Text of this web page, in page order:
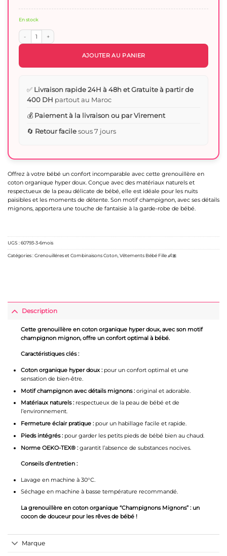
Offrez à votre bébé un confort incomparable avec cette grenouillère en
coton organique hyper doux. Conçue avec des matériaux naturels et
respectueux de la peau délicate de bébé, elle est idéale pour les nuits
paisibles et les moments de détente. Son motif champignon, avec ses détails
mignons, apportera une touche de fantaisie à la garde-robe de bébé.
En stock
quantité de Grenouillère sweet lady un nid douillet pour bébé - Coton
AJOUTER AU PANIER
✅ Livraison rapide 24H à 48h et Gratuite à partir de
400 DH partout au Maroc
💰 Paiement à la livraison ou par Virement
🔄 Retour facilesous 7 jours
UGS :60793-3-6mois
Catégories :Grenouilléres et Combinaisons Coton Vêtements Bébé Fille 👶🎀
Description
Cette grenouillère en coton organique hyper doux, avec son motif
champignon mignon, offre un confort optimal à bébé.
Caractéristiques clés :
Coton organique hyper doux :pour un confort optimal et une
sensation de bien-être.
Motif champignon avec détails mignons :original et adorable.
Matériaux naturels :respectueux de la peau de bébé et de
l’environnement.
Fermeture éclair pratique :pour un habillage facile et rapide.
Pieds intégrés :pour garder les petits pieds de bébé bien au chaud.
Norme OEKO-TEX® :garantit l’absence de substances nocives.
Conseils d’entretien :
Lavage en machine à 30°C.
Séchage en machine à basse température recommandé.
La grenouillère en coton organique “Champignons Mignons” : un
cocon de douceur pour les rêves de bébé !
Marque